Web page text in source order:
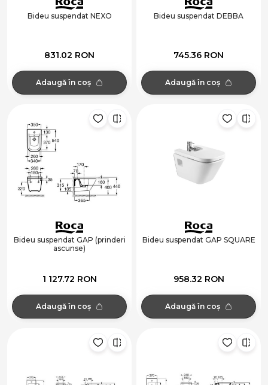
Bideu suspendat NEXO
831.02 RON
Adaugă în coș
Bideu suspendat DEBBA
745.36 RON
Adaugă în coș
Bideu suspendat GAP (prinderi
ascunse)
1 127.72 RON
Adaugă în coș
Bideu suspendat GAP SQUARE
958.32 RON
Adaugă în coș